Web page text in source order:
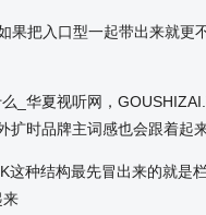
把入口型一起带出来就
_华夏视听网，
扩时品牌主词感也会跟着起
这种结构最先冒出来的就
来